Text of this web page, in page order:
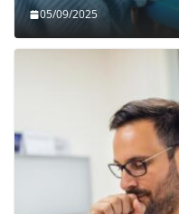
05/09/2025